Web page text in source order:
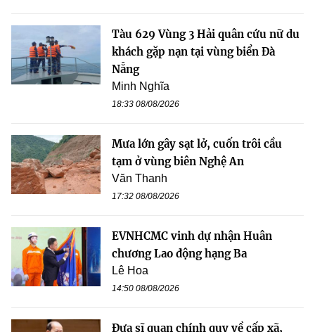
Tàu 629 Vùng 3 Hải quân cứu nữ du
khách gặp nạn tại vùng biển Đà
Nẵng
Minh Nghĩa
18:33 08/08/2026
Mưa lớn gây sạt lở, cuốn trôi cầu
tạm ở vùng biên Nghệ An
Văn Thanh
17:32 08/08/2026
EVNHCMC vinh dự nhận Huân
chương Lao động hạng Ba
Lê Hoa
14:50 08/08/2026
Đưa sĩ quan chính quy về cấp xã,